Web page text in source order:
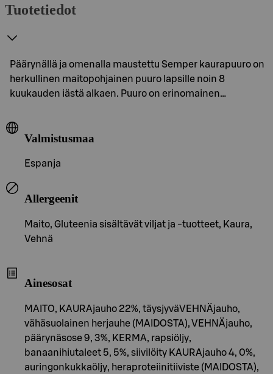
Tuotetiedot
Päärynällä ja omenalla maustettu Semper kaurapuuro on
herkullinen maitopohjainen puuro lapsille noin 8
kuukauden iästä alkaen. Puuro on erinomainen…
Valmistusmaa
Espanja
Allergeenit
Maito, Gluteenia sisältävät viljat ja -tuotteet, Kaura,
Vehnä
Ainesosat
MAITO, KAURAjauho 22%, täysjyväVEHNÄjauho,
vähäsuolainen herjauhe (MAIDOSTA), VEHNÄjauho,
päärynäsose 9, 3%, KERMA, rapsiöljy,
banaanihiutaleet 5, 5%, siivilöity KAURAjauho 4, 0%,
auringonkukkaöljy, heraproteiinitiiviste (MAIDOSTA),